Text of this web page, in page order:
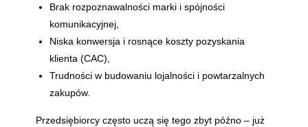
Brak rozpoznawalności marki i spójności
komunikacyjnej,
Niska konwersja i rosnące koszty pozyskania
klienta (CAC),
Trudności w budowaniu lojalności i powtarzalnych
zakupów.
Przedsiębiorcy często uczą się tego zbyt późno – już